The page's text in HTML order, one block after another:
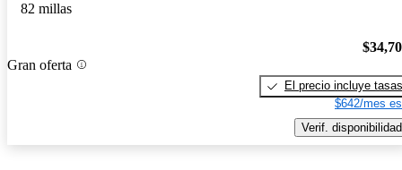
82 millas
Gran oferta
El precio incluye tasas
$642/mes
Verif. disponibilidad